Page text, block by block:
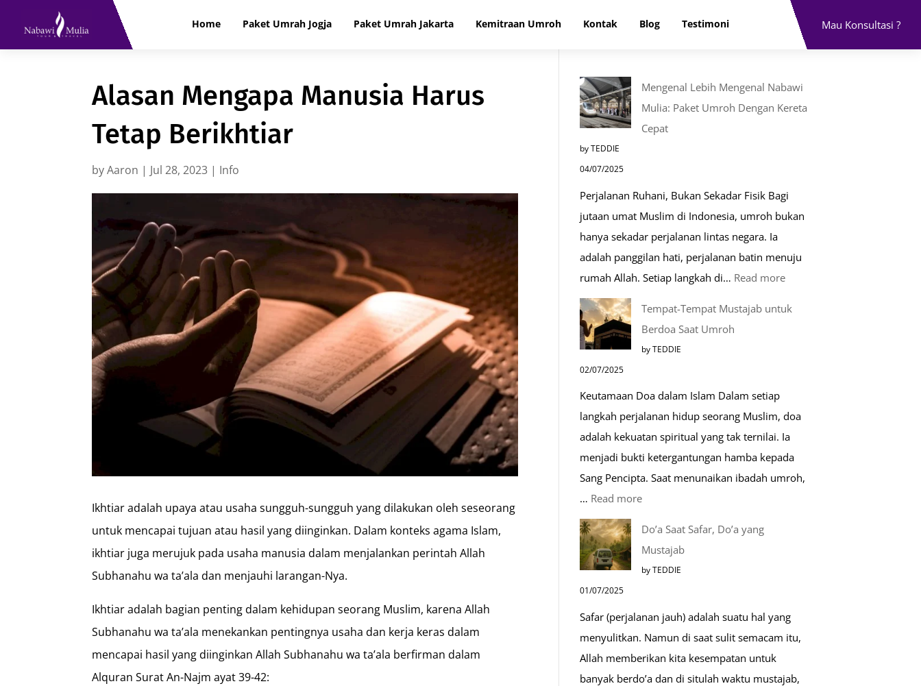
Home Paket Umrah Jogja Paket Umrah Jakarta Kemitraan Umroh Kontak Blog Testimoni Mau Konsultasi ?
Alasan Mengapa Manusia Harus
Tetap Berikhtiar
byAaron | Jul 28, 2023 | Info
Ikhtiar adalah upaya atau usaha sungguh-sungguh yang dilakukan oleh seseorang
untuk mencapai tujuan atau hasil yang diinginkan. Dalam konteks agama Islam,
ikhtiar juga merujuk pada usaha manusia dalam menjalankan perintah Allah
Subhanahu wa ta’ala dan menjauhi larangan-Nya.
Ikhtiar adalah bagian penting dalam kehidupan seorang Muslim, karena Allah
Subhanahu wa ta’ala menekankan pentingnya usaha dan kerja keras dalam
mencapai hasil yang diinginkan Allah Subhanahu wa ta’ala berfirman dalam
Alquran Surat An-Najm ayat 39-42:
Mengenal Lebih Mengenal Nabawi
Mulia: Paket Umroh Dengan Kereta
Cepat
by TEDDIE
04/07/2025
Perjalanan Ruhani, Bukan Sekadar Fisik Bagi
jutaan umat Muslim di Indonesia, umroh bukan
hanya sekadar perjalanan lintas negara. Ia
adalah panggilan hati, perjalanan batin menuju
rumah Allah. Setiap langkah di… Read more:
Umroh
Dengan
Kereta
Cepat
Tempat-Tempat Mustajab untuk
Berdoa Saat Umroh
by TEDDIE
02/07/2025
Keutamaan Doa dalam Islam Dalam setiap
langkah perjalanan hidup seorang Muslim, doa
adalah kekuatan spiritual yang tak ternilai. Ia
menjadi bukti ketergantungan hamba kepada
Sang Pencipta. Saat menunaikan ibadah umroh,
… Read more:
Mustajab
Saat
Umroh
Do’a Saat Safar, Do’a yang
Mustajab
by TEDDIE
01/07/2025
Safar (perjalanan jauh) adalah suatu hal yang
menyulitkan. Namun di saat sulit semacam itu,
Allah memberikan kita kesempatan untuk
banyak berdo’a dan di situlah waktu mustajab,